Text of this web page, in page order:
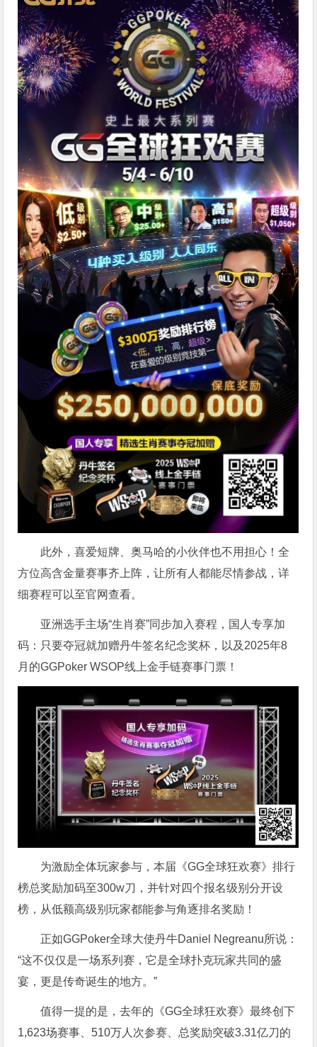
此外，喜爱短牌、奥马哈的小伙伴也不用担心！全
方位高含金量赛事齐上阵，让所有人都能尽情参战，详
细赛程可以至官网查看。
亚洲选手主场“生肖赛”同步加入赛程，国人专享加
码：只要夺冠就加赠丹牛签名纪念奖杯，以及2025年8
月的GGPoker WSOP线上金手链赛事门票！
为激励全体玩家参与，本届《GG全球狂欢赛》排行
榜总奖励加码至300w刀，并针对四个报名级别分开设
榜，从低额高级别玩家都能参与角逐排名奖励！
正如GGPoker全球大使丹牛Daniel Negreanu所说：
“这不仅仅是一场系列赛，它是全球扑克玩家共同的盛
宴，更是传奇诞生的地方。”
值得一提的是，去年的《GG全球狂欢赛》最终创下
1,623场赛事、510万人次参赛、总奖励突破3.31亿刀的